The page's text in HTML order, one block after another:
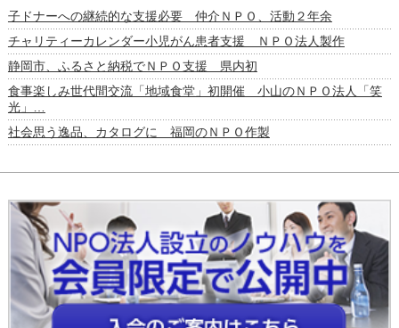
子ドナーへの継続的な支援必要 仲介ＮＰＯ、活動２年余
チャリティーカレンダー小児がん患者支援 ＮＰＯ法人製作
静岡市、ふるさと納税でＮＰＯ支援 県内初
食事楽しみ世代間交流「地域食堂」初開催 小山のＮＰＯ法人「笑
光」…
社会思う逸品、カタログに 福岡のＮＰＯ作製